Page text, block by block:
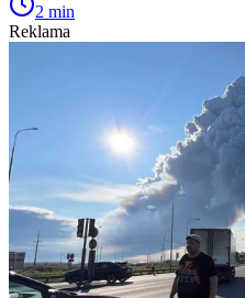
2 min
Reklama